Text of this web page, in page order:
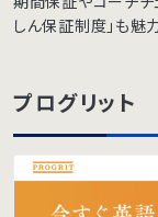
しん保証制度」も魅力
プログリット